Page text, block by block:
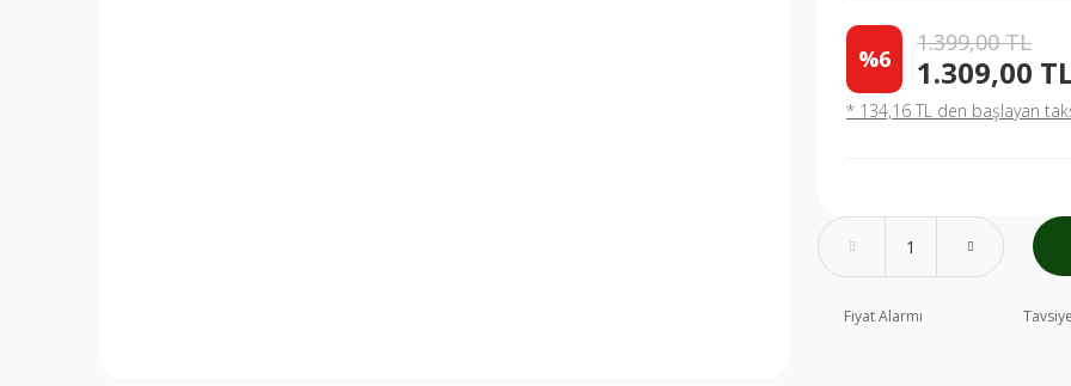
%6
1.399,00 TL
1.309,00
* 134,16 TL den başlayan
Fiyat Alarmı